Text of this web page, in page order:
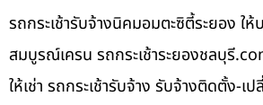
รถกระเช้ารับจ้างนิคมอมตะซิตี้ระยอง ใ
สมบูรณ์เครน รถกระเช้าระยองชลบุรี
ให้เช่า รถกระเช้ารับจ้าง รับจ้างติดตั้ง-เ